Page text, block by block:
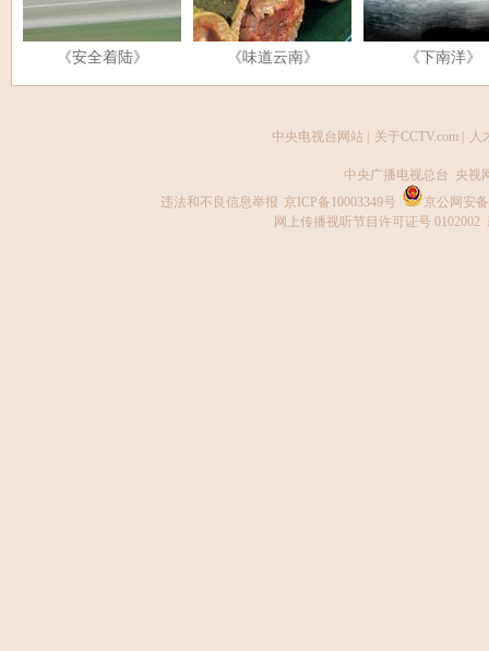
《安全着陆》 《味道云南》 《下南洋》
中央电视台网站 关于CCTV.com 人
中央广播电视总台 央视
违法和不良信息举报 京ICP备10003349号
京公网安
网上传播视听节目许可证号 0102002